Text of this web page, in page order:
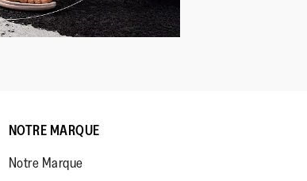
NOTRE MARQUE
Notre Marque